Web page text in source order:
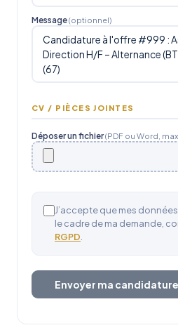
Message(optionnel)
CV / PIÈCES JOINTES
Déposer un fichier(PDF ou Word,
J’accepte que mes
le cadre de ma demande,
RGPD
Envoyer ma candidature